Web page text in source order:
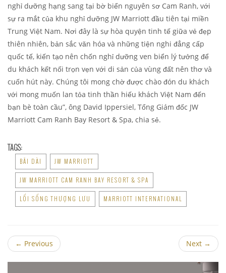
nghỉ dưỡng hạng sang tại bờ biển nguyên sơ Cam Ranh, với
sự ra mắt của khu nghỉ dưỡng JW Marriott đầu tiên tại miền
Trung Việt Nam. Nơi đây là sự hòa quyện tinh tế giữa vẻ đẹp
thiên nhiên, bản sắc văn hóa và những tiện nghi đẳng cấp
quốc tế, kiến tạo nên chốn nghỉ dưỡng ven biển lý tưởng để
du khách kết nối trọn vẹn với di sản của vùng đất nên thơ và
cuốn hút này. Chúng tôi mong chờ được chào đón du khách
với mong muốn lan tỏa tinh thần hiếu khách Việt Nam đến
bạn bè toàn cầu”, ông David Ippersiel, Tổng Giám đốc JW
Marriott Cam Ranh Bay Resort & Spa, chia sẻ.
TAGS:
BÃI DÀI JW MARRIOTT
JW MARRIOTT CAM RANH BAY RESORT & SPA
LỐI SỐNG THƯỢNG LƯU MARRIOTT INTERNATIONAL
← Previous Next →